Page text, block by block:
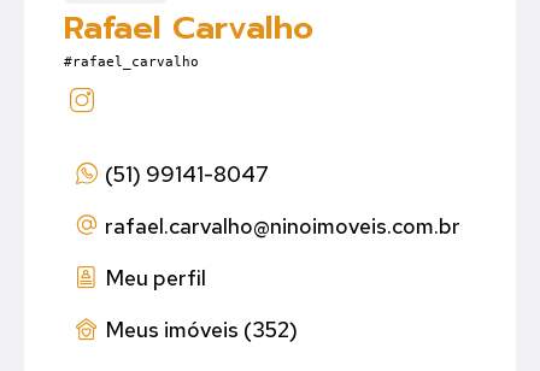
Rafael Carvalho
#rafael_carvalho
(51) 99141-8047
rafael.carvalho@ninoimoveis.com.br
Meu perfil
Meus imóveis (352)